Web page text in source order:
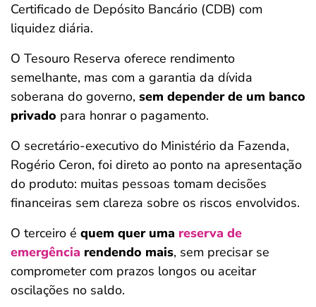
Certificado de Depósito Bancário (CDB) com
liquidez diária.
O Tesouro Reserva oferece rendimento
semelhante, mas com a garantia da dívida
soberana do governo, sem depender de um banco
privado para honrar o pagamento.
O secretário-executivo do Ministério da Fazenda,
Rogério Ceron, foi direto ao ponto na apresentação
do produto: muitas pessoas tomam decisões
financeiras sem clareza sobre os riscos envolvidos.
O terceiro é quem quer uma reserva de
emergência rendendo mais, sem precisar se
comprometer com prazos longos ou aceitar
oscilações no saldo.